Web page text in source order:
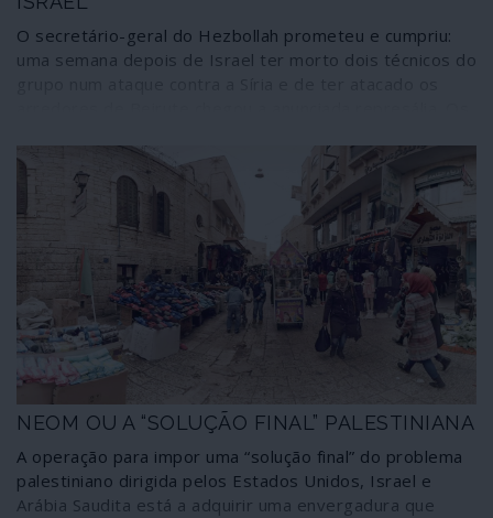
O secretário-geral do Hezbollah prometeu e cumpriu:
uma semana depois de Israel ter morto dois técnicos do
libanesa não se limitaram a liquidar o alvo e a obrigar o
exército de Israel a recuar e a abandonar uma base
militar no norte do país; puseram termo a uma escalada
de violência ao nível de 2006 e demonstraram uma nova
capacidade do movimento libanês para por Israel em
respeito e atingir qualquer região deste país. A notícia
não correu mundo, mas a relação de forças está
diferente: o potencial balístico do Hezbollah revela um
caminho para a paridade táctica com o Estado sionista.
NEOM OU A “SOLUÇÃO FINAL” PALESTINIANA
A operação para impor uma “solução final” do problema
palestiniano dirigida pelos Estados Unidos, Israel e
Arábia Saudita está a adquirir uma envergadura que